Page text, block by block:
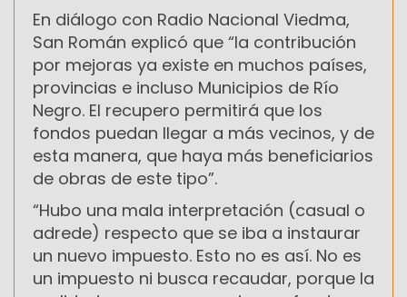
En diálogo con Radio Nacional Viedma,
San Román explicó que “la contribución
por mejoras ya existe en muchos países,
provincias e incluso Municipios de Río
Negro. El recupero permitirá que los
fondos puedan llegar a más vecinos, y de
esta manera, que haya más beneficiarios
de obras de este tipo”.
“Hubo una mala interpretación (casual o
adrede) respecto que se iba a instaurar
un nuevo impuesto. Esto no es así. No es
un impuesto ni busca recaudar, porque la